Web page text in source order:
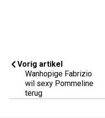
Vorig artikel
Wanhopige Fabrizio
wil sexy Pommeline
terug